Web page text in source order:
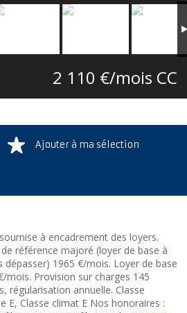
2 110 €/mois CC
Ajouter à ma sélection
à encadrement des loyers.
référence majoré (loyer de base à
dépasser) 1965 €/mois. Loyer de base
mois. Provision sur charges 145
régularisation annuelle. Classe
E, Classe climat E Nos honoraires :